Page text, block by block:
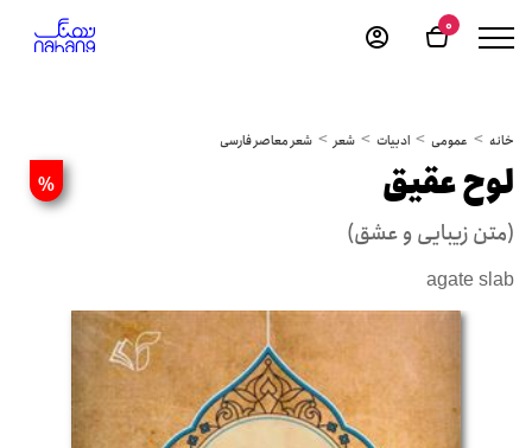
0
خانه عمومی ادبیات شعر شعر معاصر فارسی
% لوح عقیق
(متن زیبایی و عشق)
agate slab